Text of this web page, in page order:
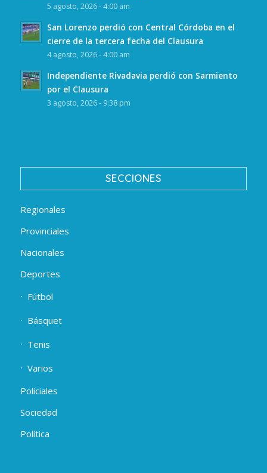
5 agosto, 2026 - 4:00 am
San Lorenzo perdió con Central Córdoba en el
cierre de la tercera fecha del Clausura
4 agosto, 2026 - 4:00 am
Independiente Rivadavia perdió con Sarmiento
por el Clausura
3 agosto, 2026 - 9:38 pm
SECCIONES
Regionales
Provinciales
Nacionales
Deportes
Fútbol
Básquet
Tenis
Varios
Policiales
Sociedad
Política